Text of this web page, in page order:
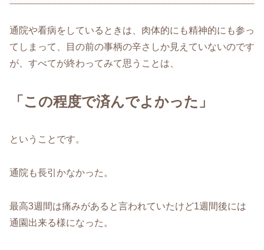
通院や看病をしているときは、肉体的にも精神的にも参っ
てしまって、目の前の事柄の辛さしか見えていないのです
が、すべてが終わってみて思うことは、
「この程度で済んでよかった」
ということです。
通院も長引かなかった。
最高3週間は痛みがあると言われていたけど1週間後には
通園出来る様になった。